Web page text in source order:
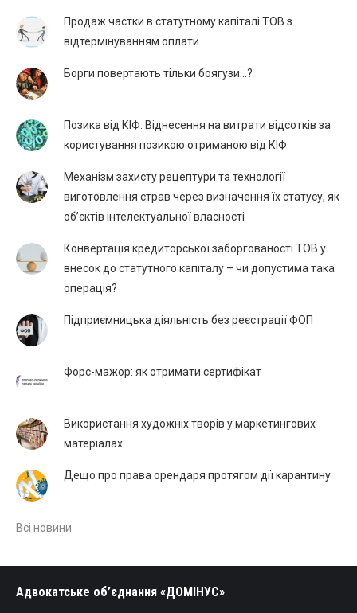
Продаж частки в статутному капіталі ТОВ з
відтермінуванням оплати
Борги повертають тільки боягузи…?
Позика від КІФ. Віднесення на витрати відсотків за
користування позикою отриманою від КІФ
Механізм захисту рецептури та технології
виготовлення страв через визначення їх статусу, як
об’єктів інтелектуальної власності
Конвертація кредиторської заборгованості ТОВ у
внесок до статутного капіталу – чи допустима така
операція?
Підприємницька діяльність без реєстрації ФОП
Форс-мажор: як отримати сертифікат
Використання художніх творів у маркетингових
матеріалах
Дещо про права орендаря протягом дії карантину
Всі новини
Адвокатське об’єднання «ДОМІНУС»